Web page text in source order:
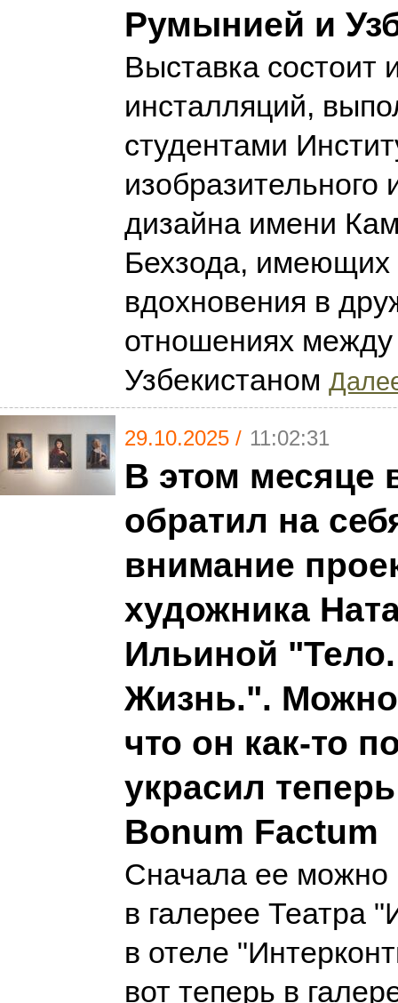
Румынией и
Выставка состоит
инсталляций,
студентами
изобразительного
дизайна имени
Бехзода, имеющих
вдохновения в
отношениях
Узбекистаном
29.10.2025 / 11:02:31
В этом месяце
обратил на
внимание
художника
Ильиной
Жизнь.". Можно
что он как-то
украсил
Bonum Factum
Сначала ее можно
в галерее Театра
в отеле
вот теперь в